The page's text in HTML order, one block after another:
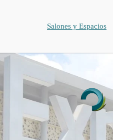
Salones y Espacios